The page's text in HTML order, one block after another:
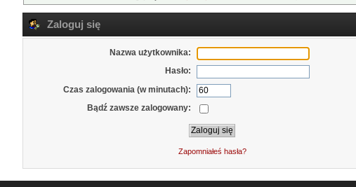
Zaloguj się
Nazwa użytkownika:
Hasło:
Czas zalogowania (w minutach):
Bądź zawsze zalogowany:
Zapomniałeś hasła?